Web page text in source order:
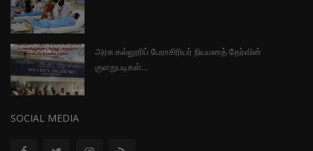
அரசு கல்லூரிப் பேராசிரியர் நியமனத் தேர்வின்
குளறுபடிகள்...
SOCIAL MEDIA